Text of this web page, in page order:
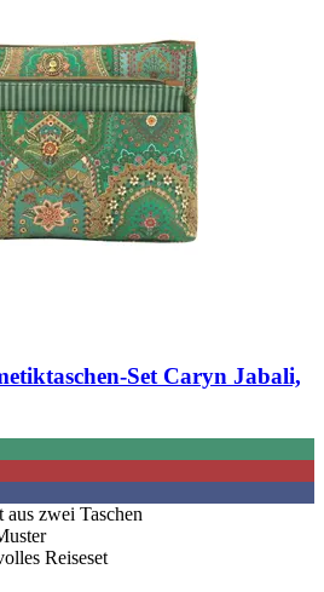
​Set Caryn Jabali,
aus zwei Taschen
Reiseset